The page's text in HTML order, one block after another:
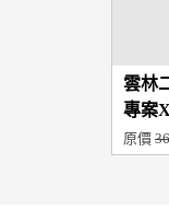
雲林
專案
原價